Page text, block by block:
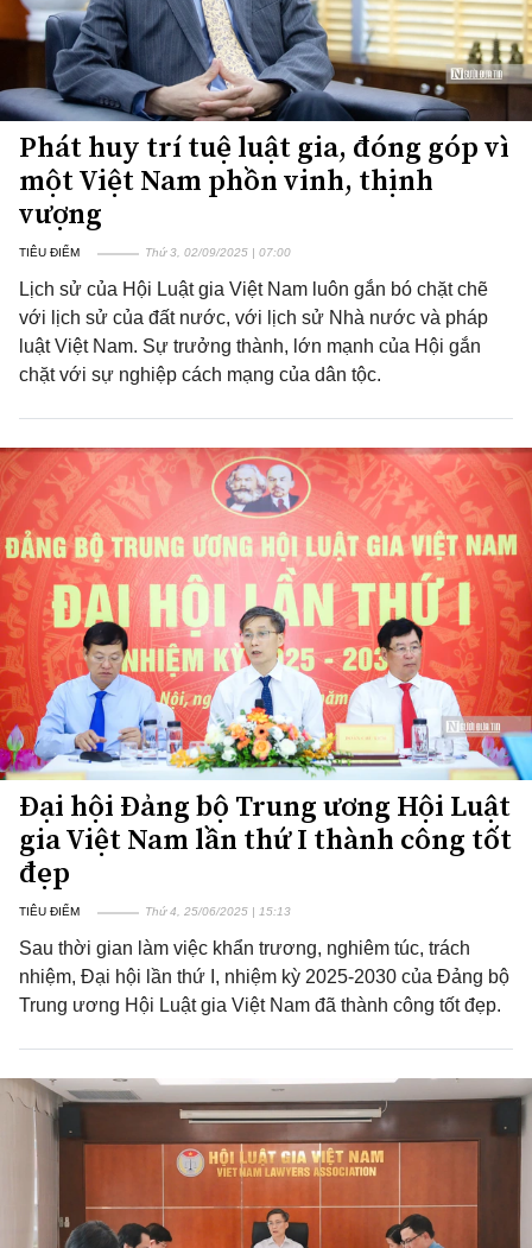
Phát huy trí tuệ luật gia, đóng góp vì
một Việt Nam phồn vinh, thịnh
vượng
TIÊU ĐIỂM Thứ 3, 02/09/2025 | 07:00
Lịch sử của Hội Luật gia Việt Nam luôn gắn bó chặt chẽ
với lịch sử của đất nước, với lịch sử Nhà nước và pháp
luật Việt Nam. Sự trưởng thành, lớn mạnh của Hội gắn
chặt với sự nghiệp cách mạng của dân tộc.
Đại hội Đảng bộ Trung ương Hội Luật
gia Việt Nam lần thứ I thành công tốt
đẹp
TIÊU ĐIỂM Thứ 4, 25/06/2025 | 15:13
Sau thời gian làm việc khẩn trương, nghiêm túc, trách
nhiệm, Đại hội lần thứ I, nhiệm kỳ 2025-2030 của Đảng bộ
Trung ương Hội Luật gia Việt Nam đã thành công tốt đẹp.